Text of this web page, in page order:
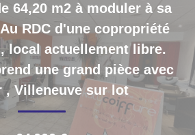
ESTIMATION
Estimer Vendre
En Ligne Gratuite
Biens Vendus
64,20 m2 à moduler à sa
RDC d'une copropriété
local actuellement libre.
une grand pièce avec
,Villeneuve sur lot